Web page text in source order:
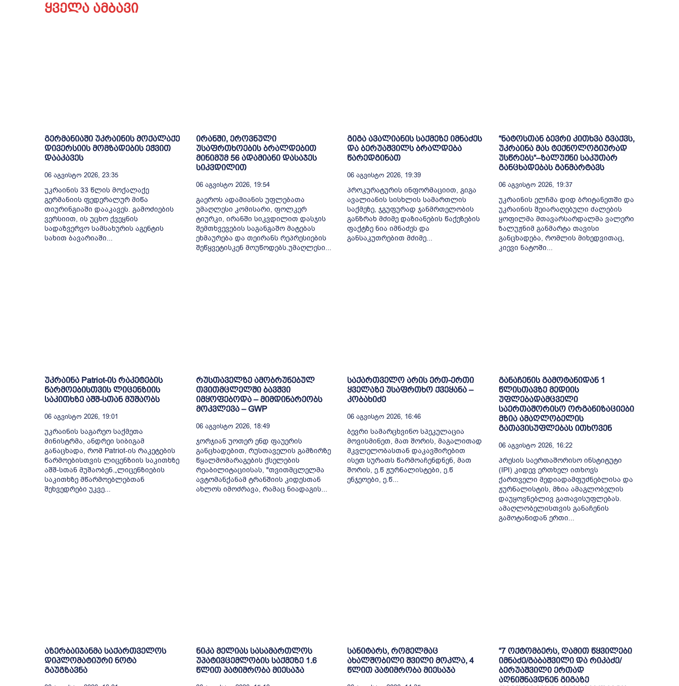
ყველა ამბავი
გერმანიაში უკრაინის მოქალაქე
დივერსიის მომზადების ეჭვით
დააკავეს
06 Აგვისტო 2026, 23:35
უკრაინის 33 წლის მოქალაქე
გერმანიის ფედერალურ მიწა
თიურინგიაში დააკავეს. გამოძიების
ვერსიით, ის უცხო ქვეყნის
სადაზვერვო სამსახურის აგენტის
სახით ბავარიაში...
ირანში, ეროვნული
უსაფრთხოების ბრალდებით
მინიმუმ 56 ადამიანი დასაჯეს
სიკვდილით
06 Აგვისტო 2026, 19:54
გაეროს ადამიანის უფლებათა
უმაღლესი კომისარი, ფოლკერ
ტიურკი, ირანში სიკვდილით დასჯის
შემთხვევების საგანგაშო მატებას
ეხმაურება და თეირანს რეპრესიების
შეწყვეტისკენ მოუწოდებს.უმაღლესი...
გიგა ავალიანის საქმეზე იმნაძეს
და ბერუაშვილს ბრალდება
წარედგინათ
06 Აგვისტო 2026, 19:39
პროკურატურის ინფორმაციით, გიგა
ავალიანის სისხლის სამართლის
საქმეზე, ჯგუფურად ჯანმრთელობის
განზრახ მძიმე დაზიანების წაქეზების
ფაქტზე ნია იმნაძეს და
განსაკუთრებით მძიმე...
“ნატოსთან ბევრი კითხვა გვაქვს,
უკრაინა მას ტექნოლოგიურად
უსწრებს“–ზალუჟნი საკუთარ
განცხადებას განმარტავს
06 Აგვისტო 2026, 19:37
უკრაინის ელჩმა დიდ ბრიტანეთში და
უკრაინის შეიარაღებული ძალების
ყოფილმა მთავარსარდალმა ვალერი
ზალუჟნიმ განმარტა თავისი
განცხადება, რომლის მიხედვითაც,
კიევი ნატოში...
უკრაინა Patriot-ის რაკეტების
წარმოებისთვის ლიცენზიის
საკითხზე აშშ-სთან მუშაობს
06 Აგვისტო 2026, 19:01
უკრაინის საგარეო საქმეთა
მინისტრმა, ანდრეი სიბიგამ
განაცხადა, რომ Patriot-ის რაკეტების
წარმოებისთვის ლიცენზიის საკითხზე
აშშ-სთან მუშაობენ.„ლიცენზიების
საკითხზე მწარმოებლებთან
შეხვედრები უკვე...
რუსთაველზე ამობრუნებულ
თვითმცლელში ბავშვი
იმყოფებოდა – მიმდინარეობს
მოკვლევა – GWP
06 Აგვისტო 2026, 18:49
ჯორჯიან უოთერ ენდ ფაუერის
განცხადებით, რუსთაველის გამზირზე
წყალმომარაგების ქსელების
რეაბილიტაციისას, "თვითმცლელმა
ავტომანქანამ ტრანშიის კიდესთან
ახლოს იმოძრავა, რამაც ნიადაგის...
საქართველო არის ერთ-ერთი
ყველაზე უსაფრთხო ქვეყანა –
კობახიძე
06 Აგვისტო 2026, 16:46
ბევრი სამარცხვინო სპეკულაცია
მოვისმინეთ, მათ შორის, მაგალითად
მკვლელობასთან დაკავშირებით
ისეთ სურათს წარმოაჩენდნენ, მათ
შორის, ე.წ ჟურნალისტები, ე.წ
ენჯეოები, ე.წ...
განაჩენის გამოტანიდან 1
წლისთავზე მედიის
უფლებადამცველი
საერთაშორისო ორგანიზაციები
მზია ამაღლობელის
გათავისუფლებას ითხოვენ
06 Აგვისტო 2026, 16:22
პრესის საერთაშორისო ინსტიტუტი
(IPI) კიდევ ერთხელ ითხოვს
ქართველი მედიადამფუძნებლისა და
ჟურნალისტის, მზია ამაგლობელის
დაუყოვნებლივ გათავისუფლებას.
ამაღლობელისთვის განაჩენის
გამოტანიდან ერთი...
აზერბაიჯანმა საქართველოს
დიპლომატიური ნოტა
გაუგზავნა
ნიკა მელიას სასამართლოს
უპატივცემლობის საქმეზე 1.6
წლით პატიმრობა მიესაჯა
სანიტარს, რომელმაც
ახალშობილი შვილი მოკლა, 4
წლით პატიმრობა მიესაჯა
“7 ოქტომბერს, ღამით წყვილები
იმნაძე/გაბაშვილი და რიკაძე/
ბერუაშვილი ერთად
აღნიშნავდნენ გიგაზე